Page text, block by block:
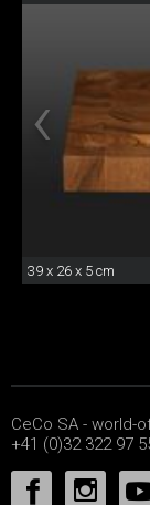
39 x 26 x 5 cm
CeCo SA - world-
+41 (0)32 322 97